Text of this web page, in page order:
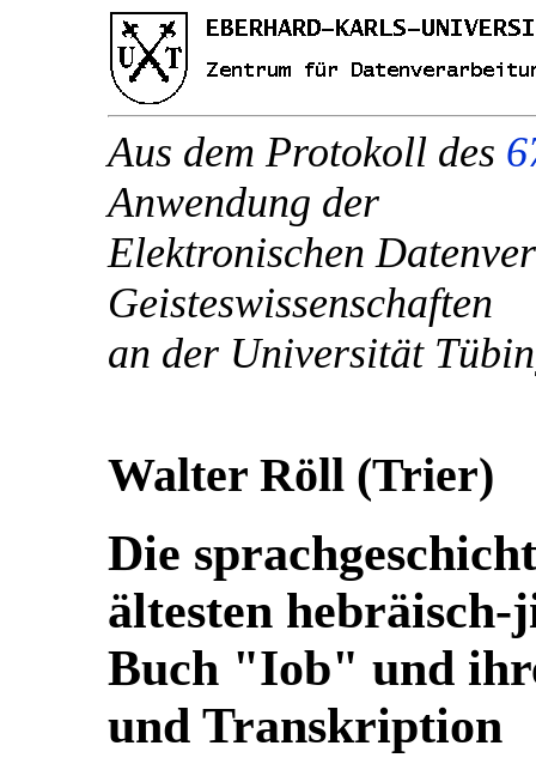
Aus dem Protokoll des
Anwendung der
Elektronischen
Geisteswissenschaften
an der Universität
Walter Röll (Trier)
Die
ältesten hebräisch-
Buch "Iob" und
und Transkription